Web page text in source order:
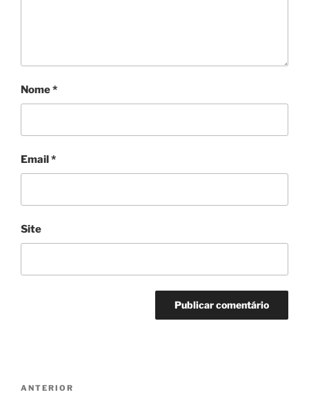
Nome*
Email*
Site
Navegação
Conteúdo
ANTERIOR